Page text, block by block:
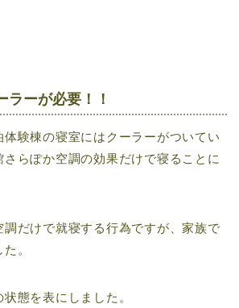
ラーが必要！！
験棟の寝室にはクーラーがついてい
らぽか空調の効果だけで寝ることに
調だけで就寝する行為ですが、家族で
。
態を表にしました。